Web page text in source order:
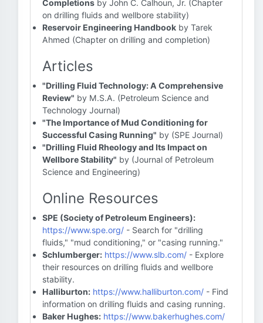
Completions by John C. Calhoun, Jr. (Chapter
on drilling fluids and wellbore stability)
Reservoir Engineering Handbook by Tarek
Ahmed (Chapter on drilling and completion)
Articles
"Drilling Fluid Technology: A Comprehensive
Review" by M.S.A. (Petroleum Science and
Technology Journal)
"The Importance of Mud Conditioning for
Successful Casing Running" by (SPE Journal)
"Drilling Fluid Rheology and Its Impact on
Wellbore Stability" by (Journal of Petroleum
Science and Engineering)
Online Resources
SPE (Society of Petroleum Engineers):
https://www.spe.org/ - Search for "drilling
fluids," "mud conditioning," or "casing running."
Schlumberger: https://www.slb.com/ - Explore
their resources on drilling fluids and wellbore
stability.
Halliburton: https://www.halliburton.com/ - Find
information on drilling fluids and casing running.
Baker Hughes: https://www.bakerhughes.com/